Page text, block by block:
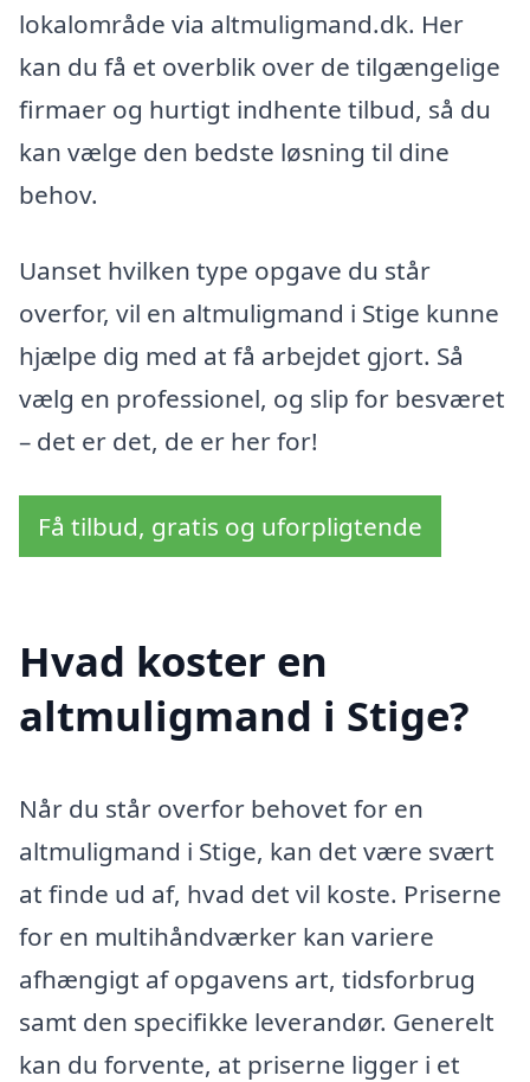
lokalområde via altmuligmand.dk. Her
kan du få et overblik over de tilgængelige
firmaer og hurtigt indhente tilbud, så du
kan vælge den bedste løsning til dine
behov.
Uanset hvilken type opgave du står
overfor, vil en altmuligmand i Stige kunne
hjælpe dig med at få arbejdet gjort. Så
vælg en professionel, og slip for besværet
– det er det, de er her for!
Få tilbud, gratis og uforpligtende
Hvad koster en
altmuligmand i Stige?
Når du står overfor behovet for en
altmuligmand i Stige, kan det være svært
at finde ud af, hvad det vil koste. Priserne
for en multihåndværker kan variere
afhængigt af opgavens art, tidsforbrug
samt den specifikke leverandør. Generelt
kan du forvente, at priserne ligger i et